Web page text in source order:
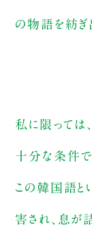
の物語を紡ぎ
私に限っては
十分な条件で
この韓国語と
害され、息が